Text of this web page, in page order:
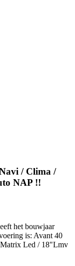
/ Clima /
NAP !!
het bouwjaar
is: Avant 40
Led / 18"Lmv